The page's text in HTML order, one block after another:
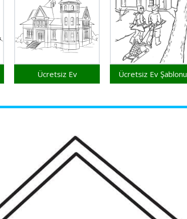
Ücretsiz Ev Ücretsiz Ev Şablonu